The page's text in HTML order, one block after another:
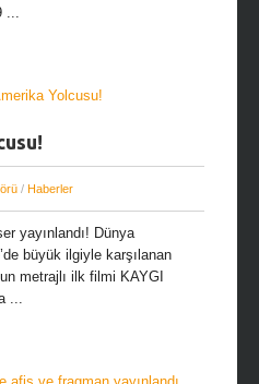
...
/ Haberler
yayınlandı! Dünya
büyük ilgiyle karşılanan
metrajlı ilk filmi KAYGI
...